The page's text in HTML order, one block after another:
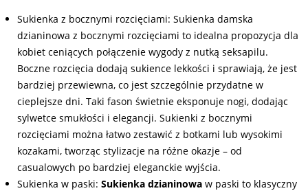
Sukienka z bocznymi rozcięciami: Sukienka damska
dzianinowa z bocznymi rozcięciami to idealna propozycja dla
kobiet ceniących połączenie wygody z nutką seksapilu.
Boczne rozcięcia dodają sukience lekkości i sprawiają, że jest
bardziej przewiewna, co jest szczególnie przydatne w
cieplejsze dni. Taki fason świetnie eksponuje nogi, dodając
sylwetce smukłości i elegancji. Sukienki z bocznymi
rozcięciami można łatwo zestawić z botkami lub wysokimi
kozakami, tworząc stylizacje na różne okazje – od
casualowych po bardziej eleganckie wyjścia.
Sukienka w paski: Sukienka dzianinowa w paski to klasyczny